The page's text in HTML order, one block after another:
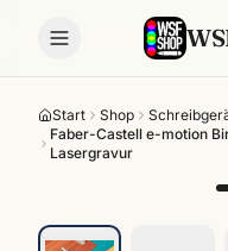
Start Shop
Faber-Castell e-motion
Lasergravur